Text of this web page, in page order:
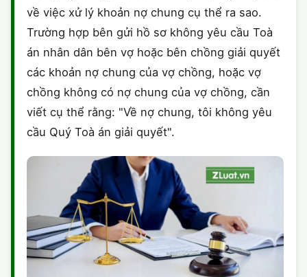
về việc xử lý khoản nợ chung cụ thể ra sao.
Trường hợp bên gửi hồ sơ không yêu cầu Toà
án nhân dân bên vợ hoặc bên chồng giải quyết
các khoản nợ chung của vợ chồng, hoặc vợ
chồng không có nợ chung của vợ chồng, cần
viết cụ thể rằng: "Về nợ chung, tôi không yêu
cầu Quý Toà án giải quyết".